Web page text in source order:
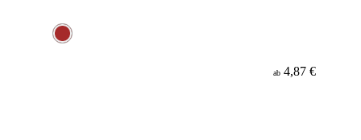
ab 4,87 €